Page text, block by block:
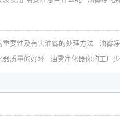
重要性及有害油雾的处理方法 油雾
器质量的好坏
油雾净化器你的工厂